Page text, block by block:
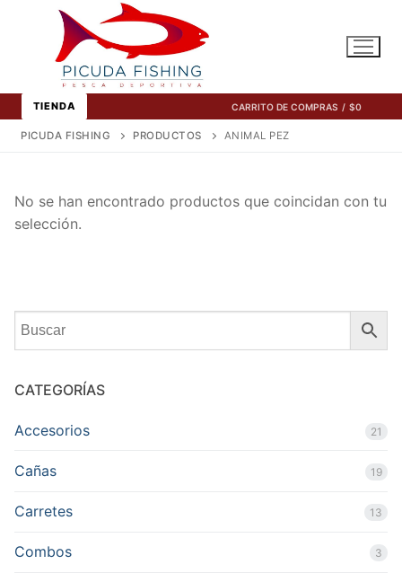
contenido
TIENDA CARRITO DE COMPRAS / $0
PICUDA FISHING PRODUCTOS ANIMAL PEZ
No se han encontrado productos que coincidan con tu
selección.
CATEGORÍAS
Accesorios 21
Cañas 19
Carretes 13
Combos 3